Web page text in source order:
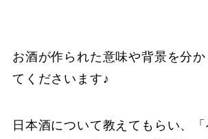
お酒が作られた意味や背景を分か
てくださいます♪
日本酒について教えてもらい、